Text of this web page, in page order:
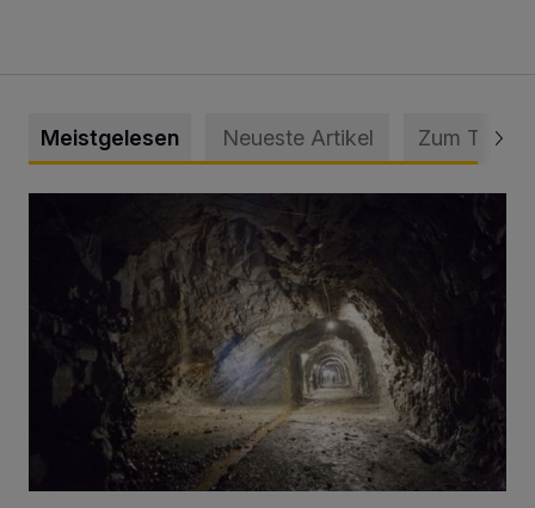
Meistgelesen Neueste Artikel Zum Thema